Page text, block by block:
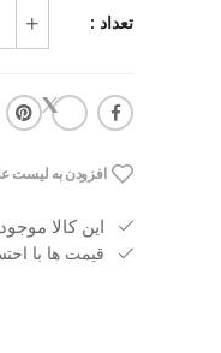
تعداد :
افزودن به لیست
این کالا
قیمت ها با احتساب 10 % مالیات بر ارزش